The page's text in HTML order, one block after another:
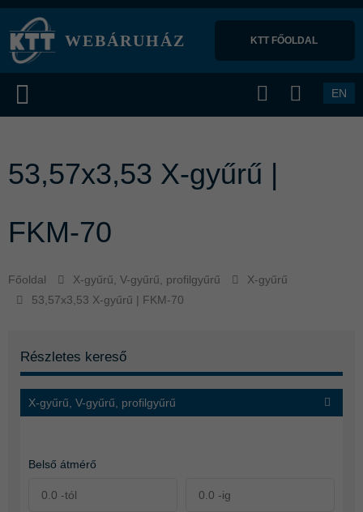
WEBÁRUHÁZ KTT FŐOLDAL
EN
53,57x3,53 X-gyűrű |
FKM-70
Főoldal X-gyűrű, V-gyűrű, profilgyűrű
X-gyűrű
53,57x3,53 X-gyűrű | FKM-70
Részletes kereső
X-gyűrű, V-gyűrű, profilgyűrű
Belső átmérő